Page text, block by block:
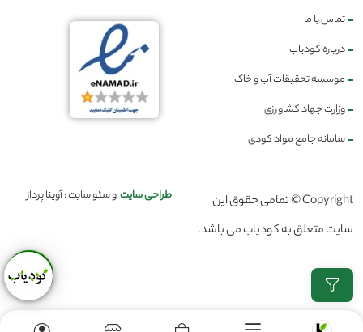
تماس با ما
درباره کودیاب
موسسه تحقیقات آب و خاک
وزارت جهاد کشاورزی
سامانه جامع مواد کودی
Copyright © تمامی حقوق این
سایت متعلق به کودیاب می باشد.
طراحی سایتو سئو سایت : آوینا پرداز